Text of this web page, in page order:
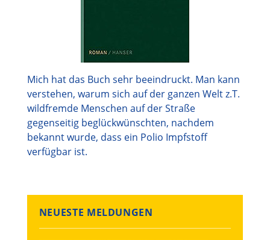
Mich hat das Buch sehr beeindruckt. Man kann
verstehen, warum sich auf der ganzen Welt z.T.
wildfremde Menschen auf der Straße
gegenseitig beglückwünschten, nachdem
bekannt wurde, dass ein Polio Impfstoff
verfügbar ist.
NEUESTE MELDUNGEN